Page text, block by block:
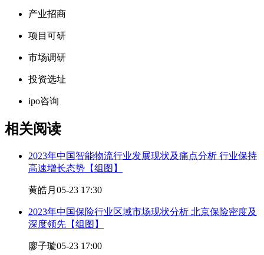
产业招商
项目可研
市场调研
投资选址
ipo咨询
相关阅读
2023年中国智能物流行业发展现状及痛点分析 行业保持
高速增长态势【组图】
黄皓月 05-23 17:30
2023年中国保险行业区域市场现状分析 北京保险密度及
深度领先【组图】
廖子璇05-23 17:00